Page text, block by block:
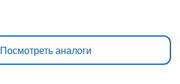
Посмотреть аналоги